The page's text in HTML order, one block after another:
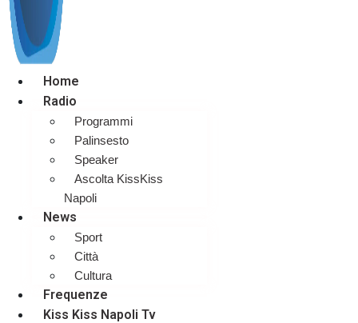
Home
Radio
Programmi
Palinsesto
Speaker
Ascolta KissKiss
Napoli
News
Sport
Città
Cultura
Frequenze
Kiss Kiss Napoli Tv